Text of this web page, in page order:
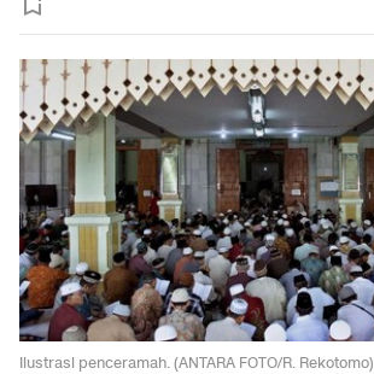
Ilustrasi penceramah. (ANTARA FOTO/R. Rekotomo)